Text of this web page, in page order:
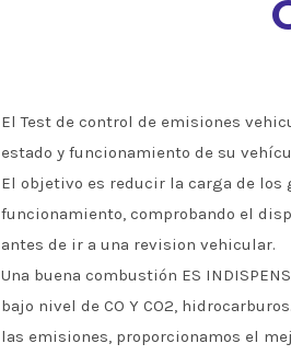
El Test de control de emisiones
estado y funcionamiento de su
El objetivo es reducir la carga de los
funcionamiento, comprobando el
antes de ir a una revision vehicular.
Una buena combustión ES
bajo nivel de CO Y CO2,
las emisiones, proporcionamos el